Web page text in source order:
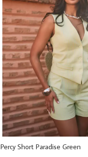
Percy Short Paradise Green